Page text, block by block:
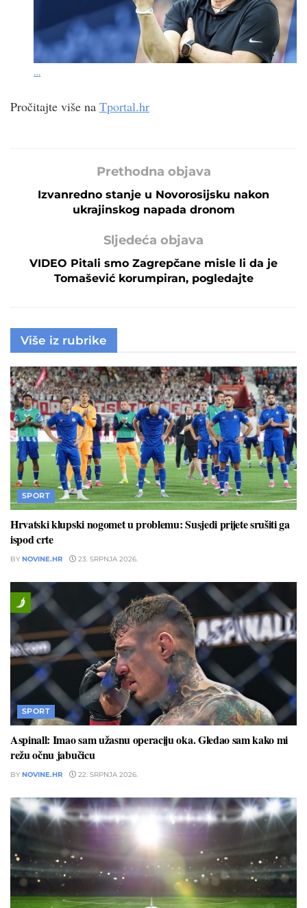
…
Pročitajte više na Tportal.hr
Prethodna objava
Izvanredno stanje u Novorosijsku nakon
ukrajinskog napada dronom
Sljedeća objava
VIDEO Pitali smo Zagrepčane misle li da je
Tomašević korumpiran, pogledajte
Više iz rubrike
SPORT
Hrvatski klupski nogomet u problemu: Susjedi prijete srušiti ga
ispod crte
BY NOVINE.HR 23. SRPNJA 2026.
SPORT
Aspinall: Imao sam užasnu operaciju oka. Gledao sam kako mi
režu očnu jabučicu
BY NOVINE.HR 22. SRPNJA 2026.